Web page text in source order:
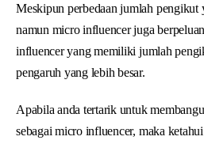
Meskipun perbedaan jumlah pengikut
namun micro influencer juga
influencer yang memiliki jumlah
pengaruh yang lebih besar.
Apabila anda tertarik untuk
sebagai micro influencer, maka